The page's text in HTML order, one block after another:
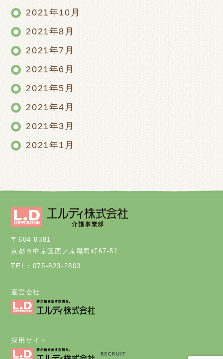
2021年10月
2021年8月
2021年7月
2021年6月
2021年5月
2021年4月
2021年3月
2021年1月
〒604-8381
京都市中京区西ノ京職司町67-51
TEL：075-823-2803
運営会社
採用サイト